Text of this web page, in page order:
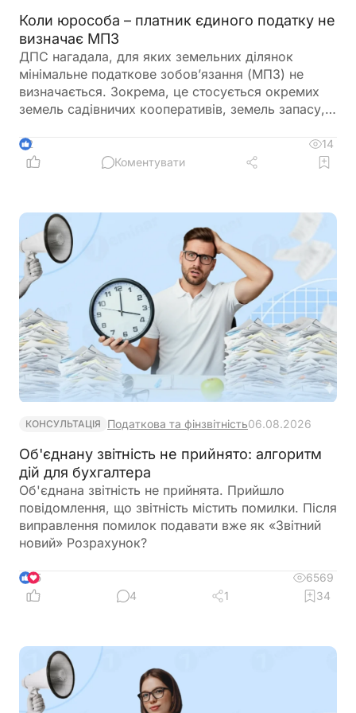
Коли юрособа – платник єдиного податку не
визначає МПЗ
ДПС нагадала, для яких земельних ділянок
мінімальне податкове зобов’язання (МПЗ) не
визначається. Зокрема, це стосується окремих
земель садівничих кооперативів, земель запасу,
ділянок у межах населених пунктів, а також
земель, що перебувають у консервації чи
враховувати особливості, встановлені
Податковим кодексом України
2
14
Коментувати
КОНСУЛЬТАЦІЯ Податкова та фінзвітність06.08.2026
Об'єднану звітність не прийнято: алгоритм
дій для бухгалтера
Об'єднана звітність не прийнята. Прийшло
повідомлення, що звітність містить помилки. Після
виправлення помилок подавати вже як «Звітний
новий» Розрахунок?
5
6569
4
1 34